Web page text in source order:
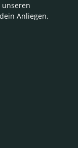
unseren
Anliegen.